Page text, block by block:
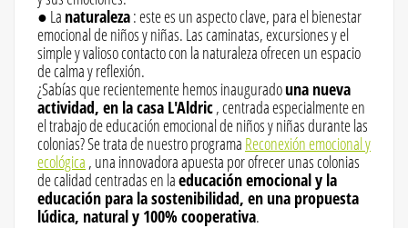
● La naturaleza: este es un aspecto clave, para el bienestar
emocional de niños y niñas. Las caminatas, excursiones y el
simple y valioso contacto con la naturaleza ofrecen un espacio
de calma y reflexión.
¿Sabías que recientemente hemos inauguradouna nueva
actividad, en la casa L'Aldric, centrada especialmente en
el trabajo de educación emocional de niños y niñas durante las
colonias? Se trata de nuestro programa Reconexión emocional y
ecológica , una innovadora apuesta por ofrecer unas colonias
de calidad centradas en laeducación emocional y la
educación para la sostenibilidad, en una propuesta
lúdica, natural y 100% cooperativa.